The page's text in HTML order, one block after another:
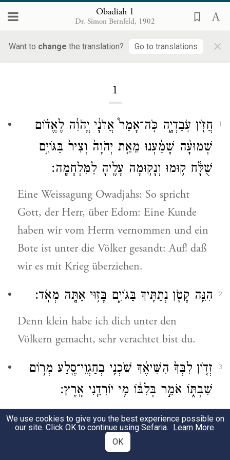
Obadiah 1
Dr. Simon Bernfeld, 1902
Want to change the translation? Go to translations ×
Obadiah
1
1
חֲז֖וֹן עֹֽבַדְיָ֑ה כֹּֽה־אָמַר֩ אֲדֹנָ֨י יֱהֹוִ֜ה לֶאֱד֗וֹם
שְׁמוּעָ֨ה שָׁמַ֜עְנוּ מֵאֵ֤ת יְהֹוָה֙ וְצִיר֙ בַּגּוֹיִ֣ם
שֻׁלָּ֔ח ק֛וּמוּ וְנָק֥וּמָה עָלֶ֖יהָ לַמִּלְחָמָֽה׃
Eine Weissagung Owadjahs: So spricht
Gott, der Herr, über Edom: Eine Kunde
haben wir vom Herrn vernommen und ein
Bote ist unter die Völker gesandt: Auf! daß
wir es mit Krieg überziehen.
2 הִנֵּ֥ה קָטֹ֛ן נְתַתִּ֖יךָ בַּגּוֹיִ֑ם בָּז֥וּי אַתָּ֖ה מְאֹֽד׃
Denn klein habe ich dich unter den
Völkern gemacht, sehr verachtet bist du.
3
זְד֤וֹן לִבְּךָ֙ הִשִּׁיאֶ֔ךָ שֹׁכְנִ֥י בְחַגְוֵי־סֶ֖לַע מְר֣וֹם
שִׁבְתּ֑וֹ אֹמֵ֣ר בְּלִבּ֔וֹ מִ֥י יוֹרִדֵ֖נִי אָֽרֶץ׃
Aber dein trotziger Sinn hat dich verleitet.
[Edom] weilt auf hohen Bergfelsen, in der
Höhe seines Sitzes, deshalb dachte es: Wer
We use cookies to give you the best experience possible on
our site. Click OK to continue using Sefaria. Learn More.
OK